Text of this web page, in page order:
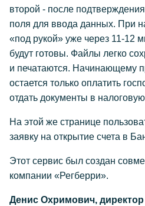
второй - после
поля для ввода данных. При
«под рукой» уже через 11-12
будут готовы. Файлы легко
и печатаются. Начинающему
остается только оплатить
отдать документы в
На этой же странице
заявку на открытие счета в
Этот сервис был создан
компании «Регберри».
Денис Охримович, директор